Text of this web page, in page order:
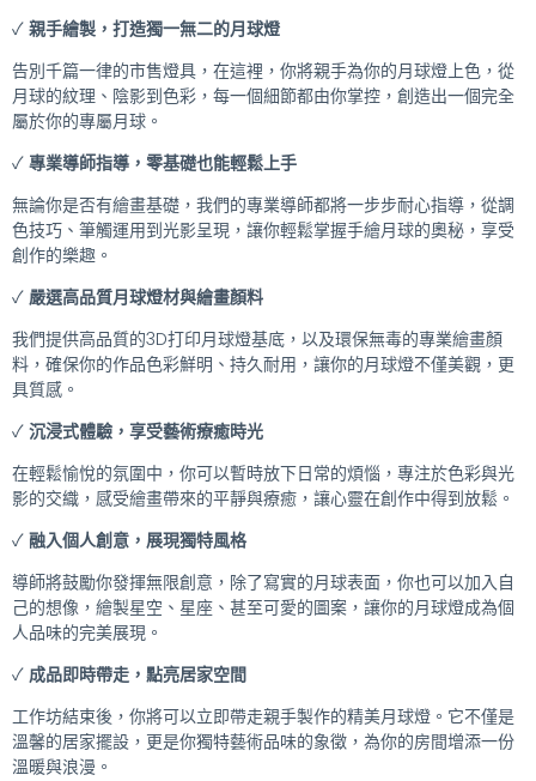
✓ 親手繪製，打造獨一無二的月球燈
告別千篇一律的市售燈具，在這裡，你將親手為你的月球燈上色，從
月球的紋理、陰影到色彩，每一個細節都由你掌控，創造出一個完全
屬於你的專屬月球。
✓ 專業導師指導，零基礎也能輕鬆上手
無論你是否有繪畫基礎，我們的專業導師都將一步步耐心指導，從調
色技巧、筆觸運用到光影呈現，讓你輕鬆掌握手繪月球的奧秘，享受
創作的樂趣。
✓ 嚴選高品質月球燈材與繪畫顏料
我們提供高品質的3D打印月球燈基底，以及環保無毒的專業繪畫顏
料，確保你的作品色彩鮮明、持久耐用，讓你的月球燈不僅美觀，更
具質感。
✓ 沉浸式體驗，享受藝術療癒時光
在輕鬆愉悅的氛圍中，你可以暫時放下日常的煩惱，專注於色彩與光
影的交織，感受繪畫帶來的平靜與療癒，讓心靈在創作中得到放鬆。
✓ 融入個人創意，展現獨特風格
導師將鼓勵你發揮無限創意，除了寫實的月球表面，你也可以加入自
己的想像，繪製星空、星座、甚至可愛的圖案，讓你的月球燈成為個
人品味的完美展現。
✓ 成品即時帶走，點亮居家空間
工作坊結束後，你將可以立即帶走親手製作的精美月球燈。它不僅是
溫馨的居家擺設，更是你獨特藝術品味的象徵，為你的房間增添一份
溫暖與浪漫。